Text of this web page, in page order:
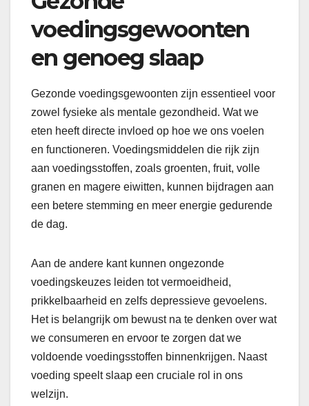
voedingsgewoonten
en genoeg slaap
Gezonde voedingsgewoonten zijn essentieel voor
zowel fysieke als mentale gezondheid. Wat we
eten heeft directe invloed op hoe we ons voelen
en functioneren. Voedingsmiddelen die rijk zijn
aan voedingsstoffen, zoals groenten, fruit, volle
granen en magere eiwitten, kunnen bijdragen aan
een betere stemming en meer energie gedurende
de dag.
Aan de andere kant kunnen ongezonde
voedingskeuzes leiden tot vermoeidheid,
prikkelbaarheid en zelfs depressieve gevoelens.
Het is belangrijk om bewust na te denken over wat
we consumeren en ervoor te zorgen dat we
voldoende voedingsstoffen binnenkrijgen. Naast
voeding speelt slaap een cruciale rol in ons
welzijn.